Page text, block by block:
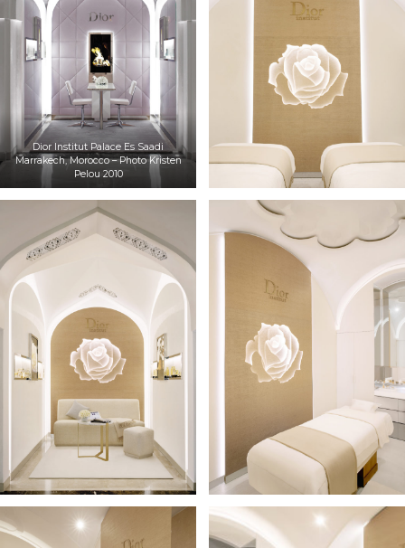
Dior Institut Palace Es Saadi
Marrakech, Morocco – Photo Kristen
Pelou 2010